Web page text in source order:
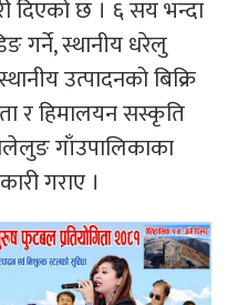
दिएको छ । ६ सय भन्दा
गर्ने, स्थानीय धरेलु
उत्पादनको बिक्रि
र हिमालयन सस्कृति
गाँउपालिकाका
गराए ।